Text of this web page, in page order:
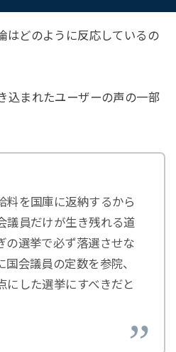
はどのように反応しているの
込まれたユーザーの声の一部
料を国庫に返納するから
議員だけが生き残れる道
の選挙で必ず落選させな
会議員の定数を参院、
にした選挙にすべきだと